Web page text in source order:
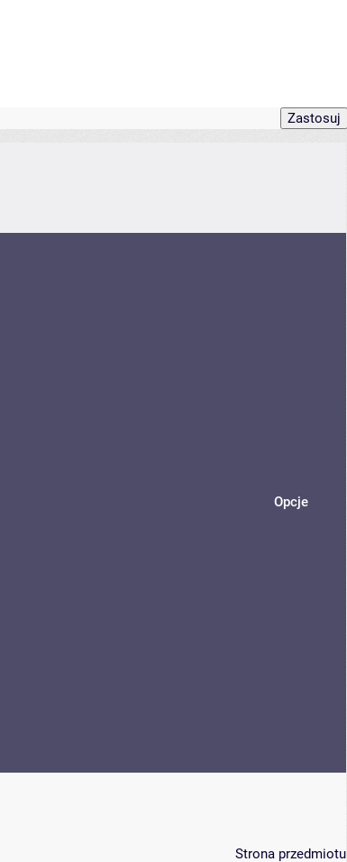
Opcje
Strona przedmiotu